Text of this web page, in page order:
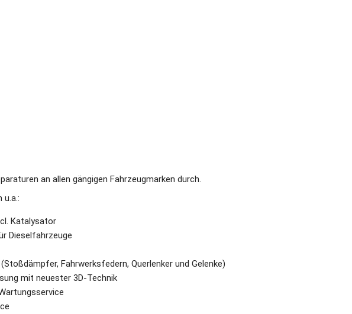
an allen gängigen Fahrzeugmarken durch.
u.a.:
Katalysator
Dieselfahrzeuge
Fahrwerksfedern, Querlenker und Gelenke)
mit neuester 3D-Technik